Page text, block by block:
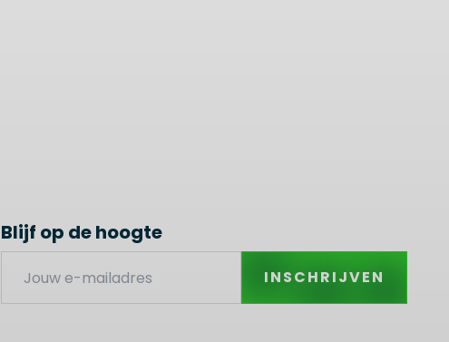
Blijf op de hoogte
this
field
INSCHRIJVEN